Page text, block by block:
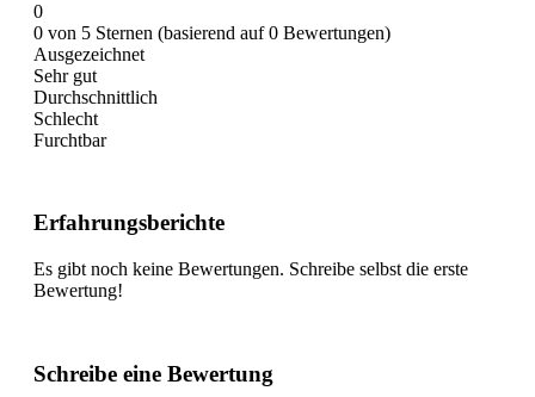
0
0 von 5 Sternen (basierend auf 0 Bewertungen)
Ausgezeichnet
Sehr gut
Durchschnittlich
Schlecht
Furchtbar
Erfahrungsberichte
Es gibt noch keine Bewertungen. Schreibe selbst die erste
Bewertung!
Schreibe eine Bewertung